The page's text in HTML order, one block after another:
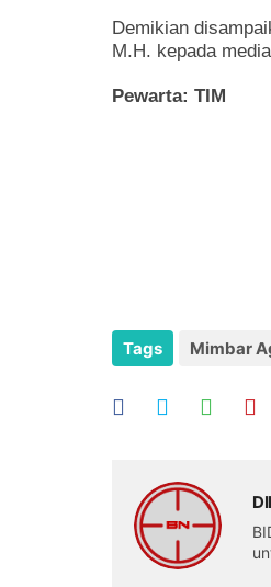
Demikian
M.H. kepada
Pewarta: TIM
Tags Mimbar